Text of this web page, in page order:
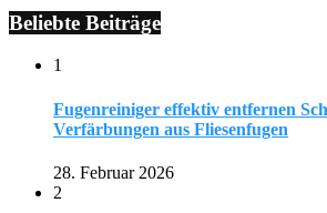
Beliebte Beiträge
1
Fugenreiniger effektiv entfernen
Verfärbungen aus Fliesenfugen
28. Februar 2026
2